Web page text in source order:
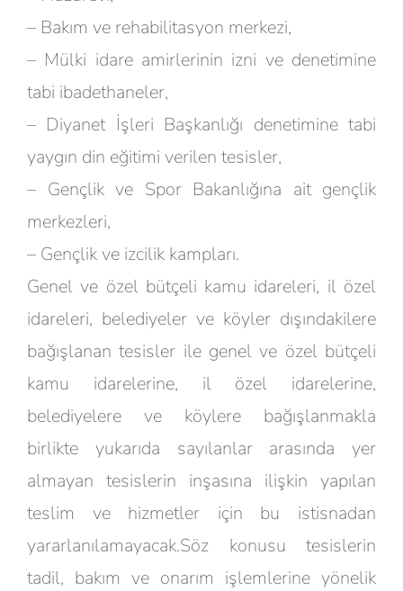
– Bakım ve rehabilitasyon merkezi,
– Mülki idare amirlerinin izni ve denetimine
tabi ibadethaneler,
– Diyanet İşleri Başkanlığı denetimine tabi
yaygın din eğitimi verilen tesisler,
– Gençlik ve Spor Bakanlığına ait gençlik
merkezleri,
– Gençlik ve izcilik kampları.
Genel ve özel bütçeli kamu idareleri, il özel
idareleri, belediyeler ve köyler dışındakilere
bağışlanan tesisler ile genel ve özel bütçeli
kamu idarelerine, il özel idarelerine,
belediyelere ve köylere bağışlanmakla
birlikte yukarıda sayılanlar arasında yer
almayan tesislerin inşasına ilişkin yapılan
teslim ve hizmetler için bu istisnadan
yararlanılamayacak.Söz konusu tesislerin
tadil, bakım ve onarım işlemlerine yönelik